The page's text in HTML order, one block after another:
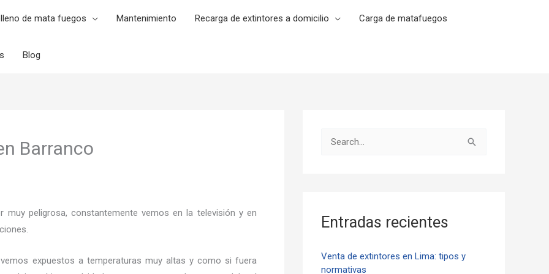
de mata fuegos Mantenimiento Recarga de extintores a domicilio Carga de matafuegos
Blog
Barranco
peligrosa, constantemente vemos en la televisión y en
expuestos a temperaturas muy altas y como si fuera
a
p
Entradas recientes
Venta de extintores en Lima: tipos y
normativas